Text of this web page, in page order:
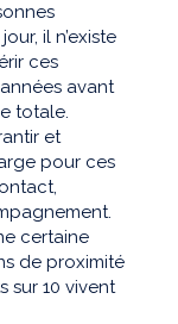
il n’existe
ces
avant
totale.
et
pour ces
certaine
de proximité
sur 10 vivent